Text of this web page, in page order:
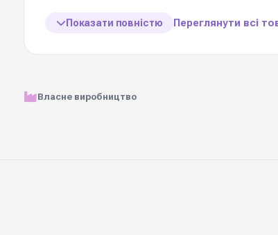
📋 Характеристики товару
Матеріал
Показати повністю Переглянути всі
Власне виробництво